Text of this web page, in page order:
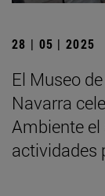
28 | 05 | 2025
El Museo
Navarra
Ambiente
actividades